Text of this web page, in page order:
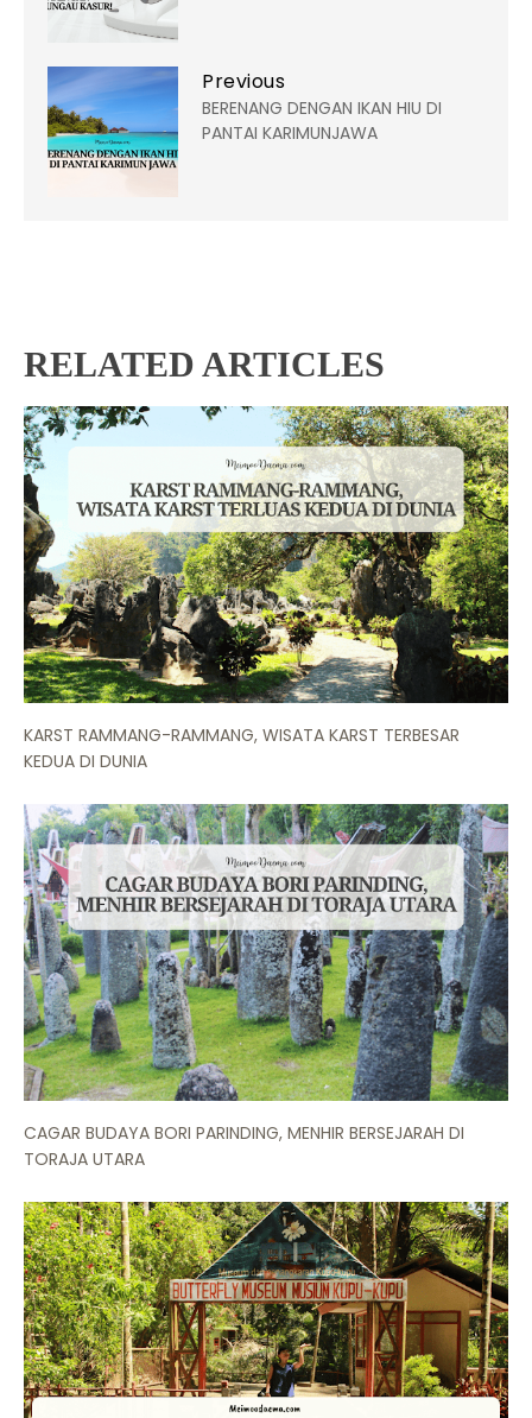
Previous
BERENANG DENGAN IKAN HIU DI
PANTAI KARIMUNJAWA
RELATED ARTICLES
KARST RAMMANG-RAMMANG, WISATA KARST TERBESAR
KEDUA DI DUNIA
CAGAR BUDAYA BORI PARINDING, MENHIR BERSEJARAH DI
TORAJA UTARA